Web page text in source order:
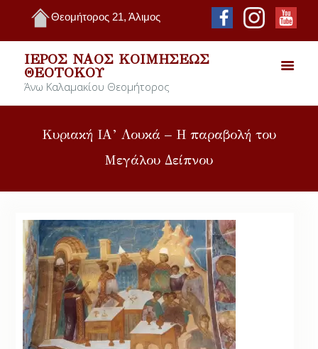
Θεομήτορος 21, Άλιμος
ΙΕΡΌΣ ΝΑΌΣ ΚΟΙΜΉΣΕΩΣ
ΘΕΟΤΌΚΟΥ
Άνω Καλαμακίου Θεομήτορος
Κυριακή ΙΑ’ Λουκά – Η παραβολή του
Μεγάλου Δείπνου